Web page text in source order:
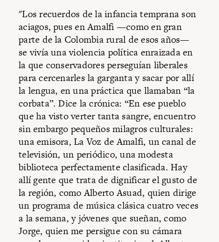
"Los recuerdos de la infancia temprana son
aciagos, pues en Amalfi —como en gran
parte de la Colombia rural de esos años—
se vivía una violencia política enraizada en
la que conservadores perseguían liberales
para cercenarles la garganta y sacar por allí
la lengua, en una práctica que llamaban “la
corbata”. Dice la crónica: “En ese pueblo
que ha visto verter tanta sangre, encuentro
sin embargo pequeños milagros culturales:
una emisora, La Voz de Amalfi, un canal de
televisión, un periódico, una modesta
biblioteca perfectamente clasificada. Hay
allí gente que trata de dignificar el gusto de
la región, como Alberto Asuad, quien dirige
un programa de música clásica cuatro veces
a la semana, y jóvenes que sueñan, como
Jorge, quien me persigue con su cámara